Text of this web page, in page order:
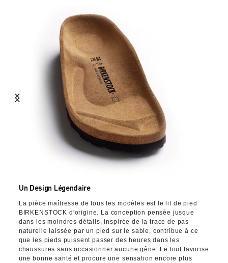
Un Design Légendaire
La pièce maîtresse de tous les modèles est le lit de pied
BIRKENSTOCK d'origine. La conception pensée jusque
dans les moindres détails, inspirée de la trace de pas
naturelle laissée par un pied sur le sable, contribue à ce
que les pieds puissent passer des heures dans les
chaussures sans occasionner aucune gêne. Le tout favorise
une bonne santé et procure une sensation encore plus